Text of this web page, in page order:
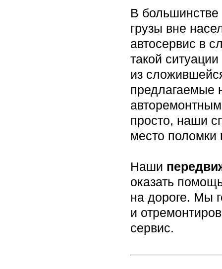
В большинстве
грузы вне
автосервис в
такой
из
предлагаемые
просто, наши
место поломки
Наши
оказать
на дороге. Мы
и
сервис.